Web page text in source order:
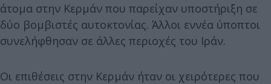
άτομα στην Κερμάν που παρείχαν υποστήριξη σε
δύο βομβιστές αυτοκτονίας. Άλλοι εννέα ύποπτοι
συνελήφθησαν σε άλλες περιοχές του Ιράν.
Οι επιθέσεις στην Κερμάν ήταν οι χειρότερες που